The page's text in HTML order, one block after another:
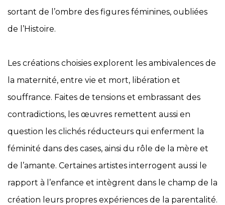
sortant de l’ombre des figures féminines, oubliées
de l’Histoire.
Les créations choisies explorent les ambivalences de
la maternité, entre vie et mort, libération et
souffrance. Faites de tensions et embrassant des
contradictions, les œuvres remettent aussi en
question les clichés réducteurs qui enferment la
féminité dans des cases, ainsi du rôle de la mère et
de l’amante. Certaines artistes interrogent aussi le
rapport à l’enfance et intègrent dans le champ de la
création leurs propres expériences de la parentalité.